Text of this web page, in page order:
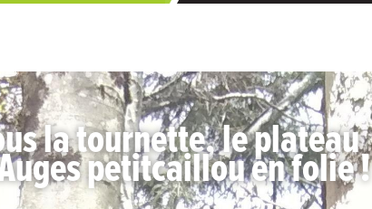
la tournette, le plateau
petitcaillou en folie !